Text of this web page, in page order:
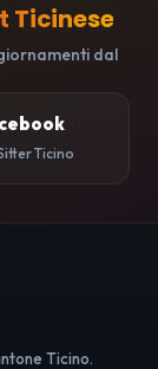
Ticinese
dal
Ticino
Ticino.